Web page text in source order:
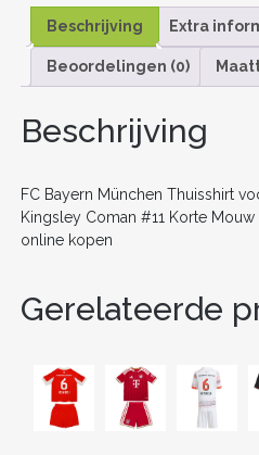
AANTAL
c
e
b
o
k
itt
er
ai
l
er
e
st
d
t
Beschrijving Extra
Beoordelingen (0)
Beschrijving
FC Bayern München Thuisshirt
Kingsley Coman #11 Korte
online kopen
Gerelateerde